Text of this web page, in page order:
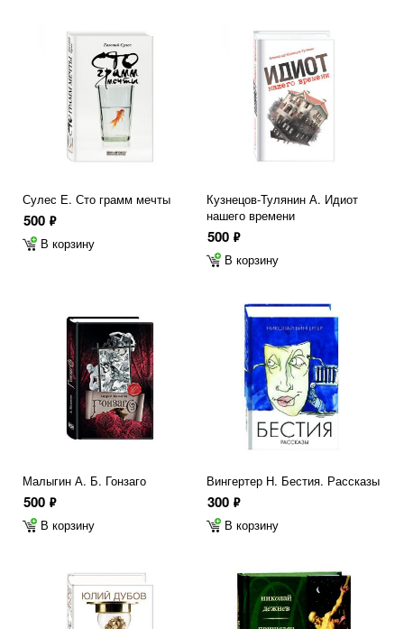
Сулес Е. Сто грамм мечты
500 ф
В корзину
Кузнецов-Тулянин А. Идиот
нашего времени
500 ф
В корзину
Малыгин А. Б. Гонзаго
500 ф
В корзину
Вингертер Н. Бестия. Рассказы
300 ф
В корзину